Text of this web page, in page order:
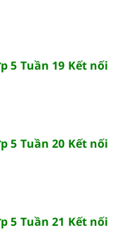
5 Tuần 19 Kết nối
5 Tuần 20 Kết nối
5 Tuần 21 Kết nối